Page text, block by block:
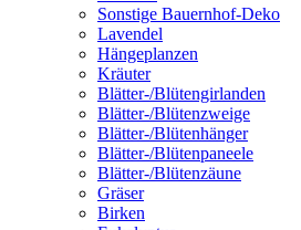
Sonstige Bauernhof-Deko
Lavendel
Hängeplanzen
Kräuter
Blätter-/Blütengirlanden
Blätter-/Blütenzweige
Blätter-/Blütenhänger
Blätter-/Blütenpaneele
Blätter-/Blütenzäune
Gräser
Birken